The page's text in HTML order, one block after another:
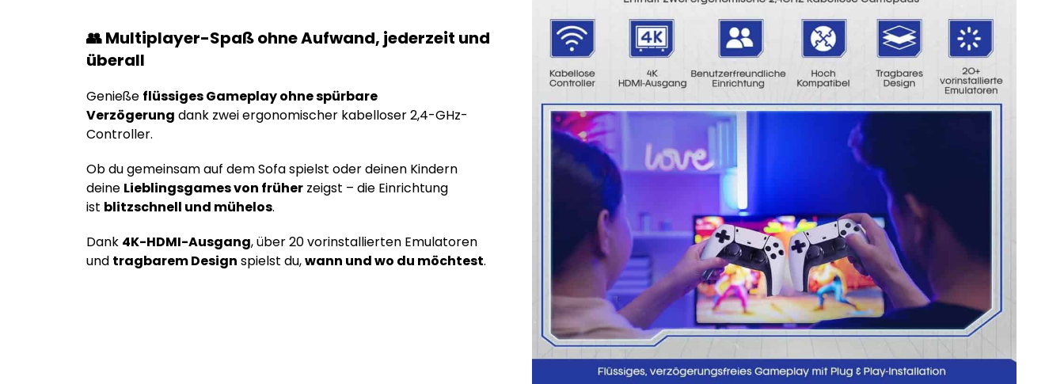
👥 Multiplayer-Spaß ohne Aufwand, jederzeit und
überall
Genieße flüssiges Gameplay ohne spürbare
Verzögerung dank zwei ergonomischer kabelloser 2,4-GHz-
Controller.
Ob du gemeinsam auf dem Sofa spielst oder deinen Kindern
deine Lieblingsgames von früherzeigst – die Einrichtung
ist blitzschnell und mühelos.
Dank 4K-HDMI-Ausgang, über 20 vorinstallierten Emulatoren
und tragbarem Design spielst du,wann und wo du möchtest.